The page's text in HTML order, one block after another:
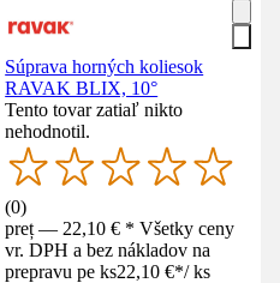
Súprava horných koliesok
RAVAK BLIX, 10°
Tento tovar zatiaľ nikto
nehodnotil.
(0)
preț — 22,10 € * Všetky ceny
vr. DPH a bez nákladov na
prepravu pe ks22,10 €*/ ks